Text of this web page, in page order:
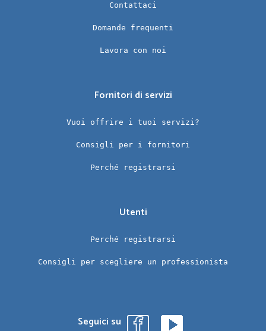
Contattaci
Domande frequenti
Lavora con noi
Fornitori di servizi
Vuoi offrire i tuoi servizi?
Consigli per i fornitori
Perché registrarsi
Utenti
Perché registrarsi
Consigli per scegliere un professionista
Seguici su